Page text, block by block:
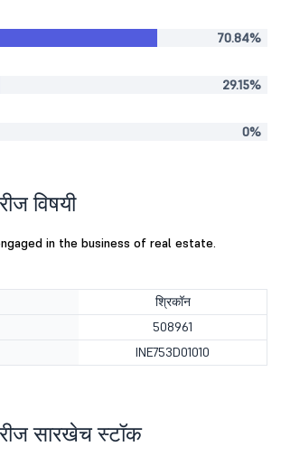
70.84%
29.15%
0%
विषयी
in the business of real estate.
श्रिकॉन
508961
INE753D01010
सारखेच स्टॉक